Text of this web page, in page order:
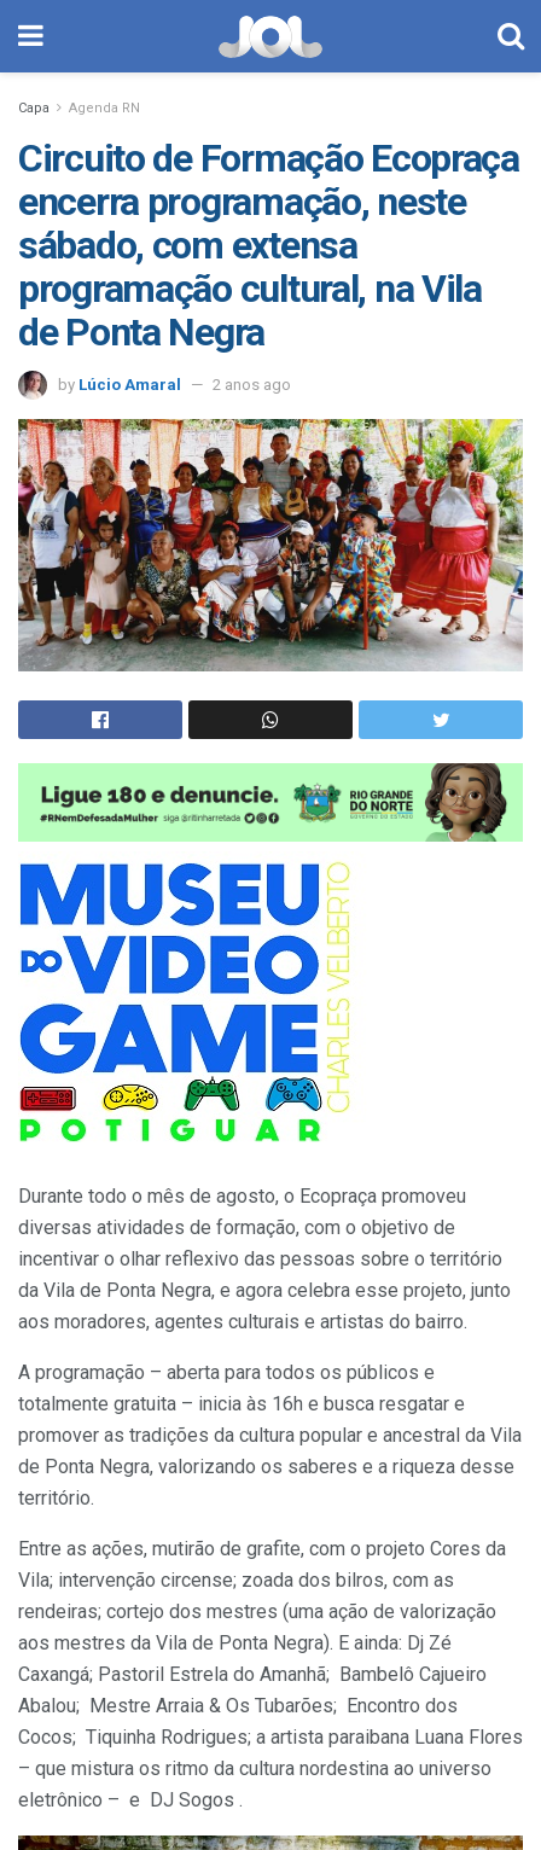
Capa Agenda RN
Circuito de Formação Ecopraça
encerra programação, neste
sábado, com extensa
programação cultural, na Vila
de Ponta Negra
by Lúcio Amaral 2 anos ago
Durante todo o mês de agosto, o Ecopraça promoveu
diversas atividades de formação, com o objetivo de
incentivar o olhar reflexivo das pessoas sobre o território
da Vila de Ponta Negra, e agora celebra esse projeto, junto
aos moradores, agentes culturais e artistas do bairro.
A programação – aberta para todos os públicos e
totalmente gratuita – inicia às 16h e busca resgatar e
promover as tradições da cultura popular e ancestral da Vila
de Ponta Negra, valorizando os saberes e a riqueza desse
território.
Entre as ações, mutirão de grafite, com o projeto Cores da
Vila; intervenção circense; zoada dos bilros, com as
rendeiras; cortejo dos mestres (uma ação de valorização
aos mestres da Vila de Ponta Negra). E ainda: Dj Zé
Caxangá; Pastoril Estrela do Amanhã; Bambelô Cajueiro
Abalou; Mestre Arraia & Os Tubarões; Encontro dos
Cocos; Tiquinha Rodrigues; a artista paraibana Luana Flores
– que mistura os ritmo da cultura nordestina ao universo
eletrônico – e DJ Sogos .